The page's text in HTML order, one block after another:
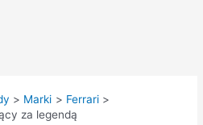
Marki
Ferrari
za legendą